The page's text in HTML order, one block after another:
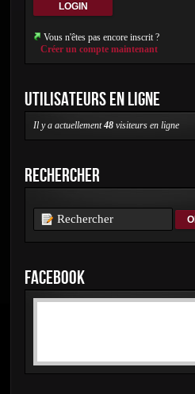
Vous n'êtes pas encore inscrit ?
Créer un compte maintenant
UTILISATEURS EN LIGNE
Il y a actuellement48 visiteurs en ligne
RECHERCHER
FACEBOOK